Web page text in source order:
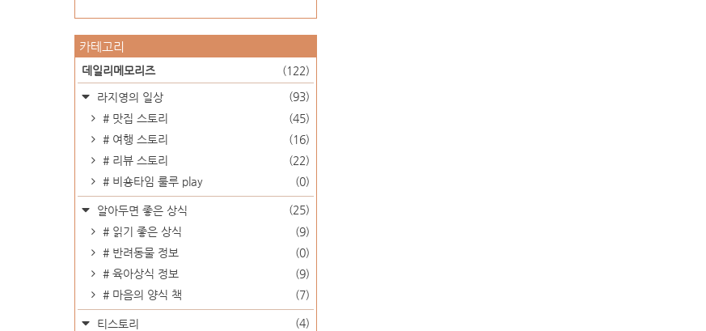
카테고리
데일리메모리즈 (122)
라지영의 일상
(93)
# 맛집 스토리
(45)
# 여행 스토리
(16)
# 리뷰 스토리
(22)
# 비숑타임 룰루 play
(0)
알아두면 좋은 상식
(25)
# 읽기 좋은 상식
(9)
# 반려동물 정보
(0)
# 육아상식 정보
(9)
# 마음의 양식 책
(7)
티스토리
(4)